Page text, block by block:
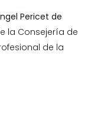
Pericet de
la Consejería de
de la